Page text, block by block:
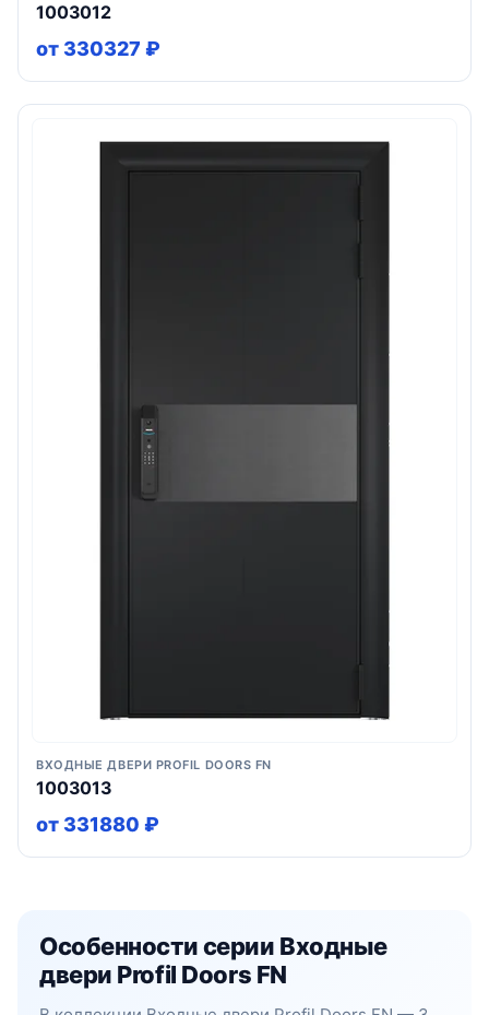
1003012
от 330327 ₽
ВХОДНЫЕ ДВЕРИ PROFIL DOORS FN
1003013
от 331880 ₽
Особенности серии Входные
двери Profil Doors FN